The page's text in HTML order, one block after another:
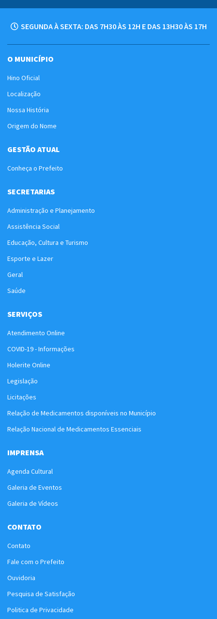
SEGUNDA À SEXTA: DAS 7H30 ÀS 12H E DAS 13H30 ÀS 17H
O MUNICÍPIO
Hino Oficial
Localização
Nossa História
Origem do Nome
GESTÃO ATUAL
Conheça o Prefeito
SECRETARIAS
Administração e Planejamento
Assistência Social
Educação, Cultura e Turismo
Esporte e Lazer
Geral
Saúde
SERVIÇOS
Atendimento Online
COVID-19 - Informações
Holerite Online
Legislação
Licitações
Relação de Medicamentos disponíveis no Município
Relação Nacional de Medicamentos Essenciais
IMPRENSA
Agenda Cultural
Galeria de Eventos
Galeria de Vídeos
CONTATO
Contato
Fale com o Prefeito
Ouvidoria
Pesquisa de Satisfação
Politica de Privacidade